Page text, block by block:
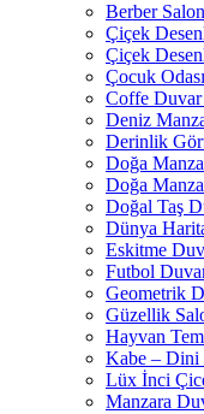
Berber
Çiçek
Çiçek
Çocuk
Coffe Duvar
Deniz
Derinlik
Doğa
Doğa
Doğal Taş
Dünya
Eskitme
Futbol
Geometrik
Güzellik
Hayvan
Kabe – Dini
Lüx İnci
Manzara